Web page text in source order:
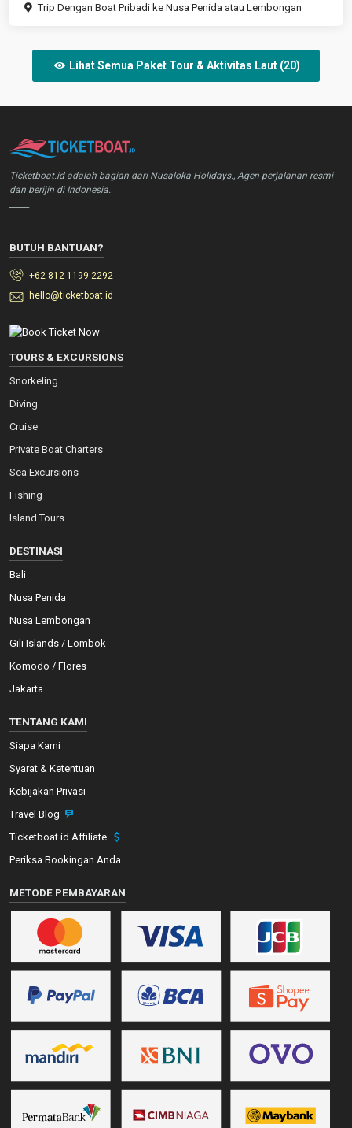
Trip Dengan Boat Pribadi ke Nusa Penida atau Lembongan
Lihat Semua Paket Tour & Aktivitas Laut (20)
Ticketboat.id adalah bagian dari Nusaloka Holidays., Agen perjalanan resmi
dan berijin di Indonesia.
BUTUH BANTUAN?
+62-812-1199-2292
hello@ticketboat.id
TOURS & EXCURSIONS
Snorkeling
Diving
Cruise
Private Boat Charters
Sea Excursions
Fishing
Island Tours
DESTINASI
Bali
Nusa Penida
Nusa Lembongan
Gili Islands / Lombok
Komodo / Flores
Jakarta
TENTANG KAMI
Siapa Kami
Syarat & Ketentuan
Kebijakan Privasi
Travel Blog
Ticketboat.id Affiliate
Periksa Bookingan Anda
METODE PEMBAYARAN